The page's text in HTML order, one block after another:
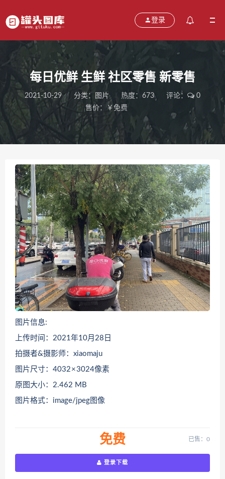
登录
每日优鲜 生鲜 社区零售 新零售
2021-10-29 分类： 图片 热度：673 评论：
0
售价：￥免费
图片信息:
上传时间：2021年10月28日
拍摄者&摄影师：xiaomaju
图片尺寸：4032 × 3024像素
原图大小：2.462 MB
图片格式：image/jpeg图像
免费 已售：0
登录下载